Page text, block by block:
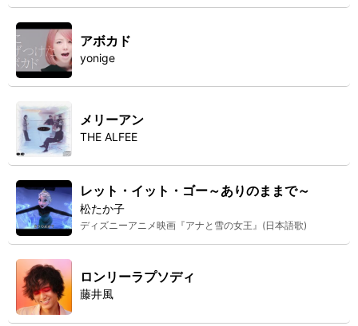
アボカド
yonige
メリーアン
THE ALFEE
レット・イット・ゴー～ありのままで～
松たか子
ディズニーアニメ映画『アナと雪の女王』(日本語歌)
ロンリーラプソディ
藤井風